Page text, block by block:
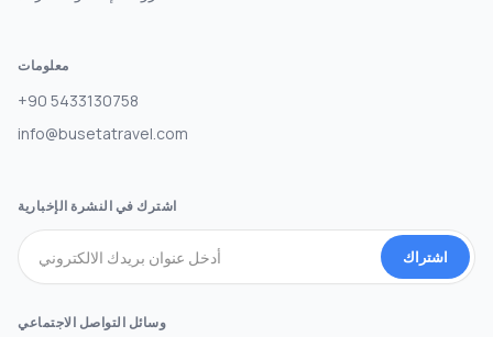
معلومات
+90 5433130758
info@busetatravel.com
اشترك في النشرة الإخبارية
اشتراك
وسائل التواصل الاجتماعي